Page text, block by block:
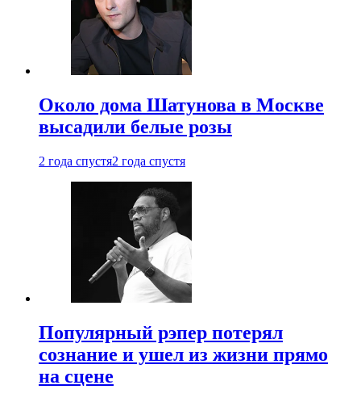
Около дома Шатунова в Москве
высадили белые розы
2 года спустя2 года спустя
Популярный рэпер потерял
сознание и ушел из жизни прямо
на сцене